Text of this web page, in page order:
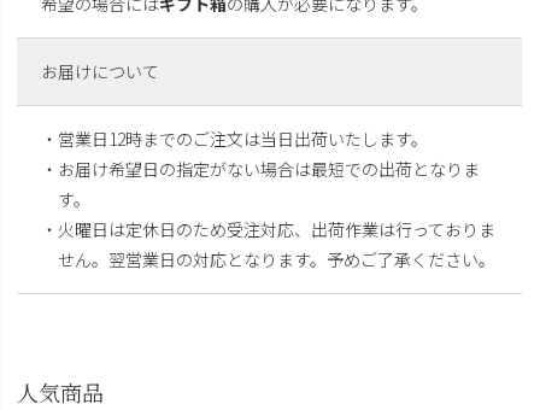
お届けについて
・営業日12時までのご注文は当日出荷いたします。
・お届け希望日の指定がない場合は最短での出荷となりま
す。
・火曜日は定休日のため受注対応、出荷作業は行っておりま
せん。翌営業日の対応となります。予めご了承ください。
人気商品